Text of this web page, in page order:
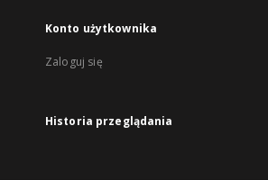
Konto użytkownika
Zaloguj się
Historia przeglądania